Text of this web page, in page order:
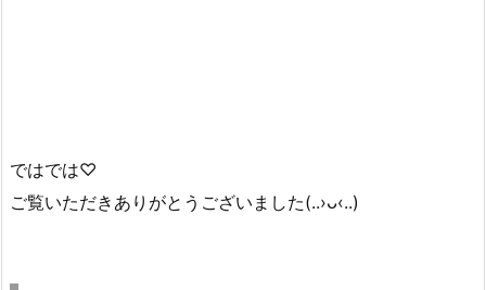
ではでは♡
ご覧いただきありがとうございました(..›ᴗ‹..)